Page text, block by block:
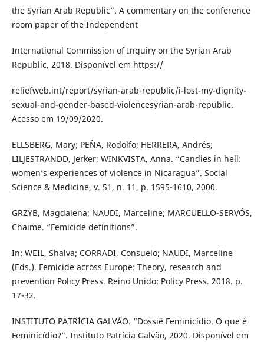
the Syrian Arab Republic”. A commentary on the conference
room paper of the Independent
International Commission of Inquiry on the Syrian Arab
Republic, 2018. Disponível em https://
reliefweb.int/report/syrian-arab-republic/i-lost-my-dignity-
sexual-and-gender-based-violencesyrian-arab-republic.
Acesso em 19/09/2020.
ELLSBERG, Mary; PEÑA, Rodolfo; HERRERA, Andrés;
LILJESTRANDD, Jerker; WINKVISTA, Anna. “Candies in hell:
women’s experiences of violence in Nicaragua”. Social
Science & Medicine, v. 51, n. 11, p. 1595-1610, 2000.
GRZYB, Magdalena; NAUDI, Marceline; MARCUELLO-SERVÓS,
Chaime. “Femicide definitions”.
In: WEIL, Shalva; CORRADI, Consuelo; NAUDI, Marceline
(Eds.). Femicide across Europe: Theory, research and
prevention Policy Press. Reino Unido: Policy Press. 2018. p.
17-32.
INSTITUTO PATRÍCIA GALVÃO. “Dossiê Feminicídio. O que é
Feminicídio?”. Instituto Patrícia Galvão, 2020. Disponível em